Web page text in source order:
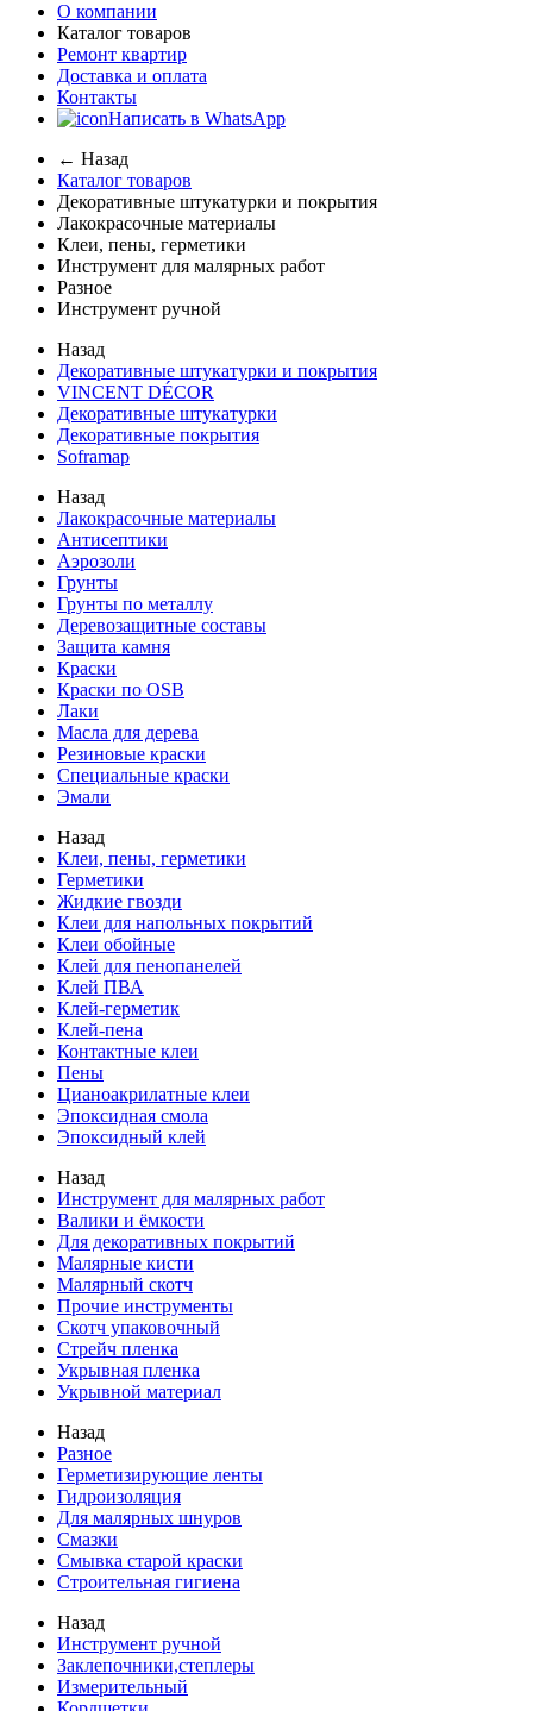
О компании
Каталог товаров
Ремонт квартир
Доставка и оплата
Контакты
Написать в WhatsApp
← Назад
Каталог товаров
Декоративные штукатурки и покрытия
Лакокрасочные материалы
Клеи, пены, герметики
Инструмент для малярных работ
Разное
Инструмент ручной
Назад
Декоративные штукатурки и покрытия
VINCENT DÉCOR
Декоративные штукатурки
Декоративные покрытия
Soframap
Назад
Лакокрасочные материалы
Антисептики
Аэрозоли
Грунты
Грунты по металлу
Деревозащитные составы
Защита камня
Краски
Краски по OSB
Лаки
Масла для дерева
Резиновые краски
Специальные краски
Эмали
Назад
Клеи, пены, герметики
Герметики
Жидкие гвозди
Клеи для напольных покрытий
Клеи обойные
Клей для пенопанелей
Клей ПВА
Клей-герметик
Клей-пена
Контактные клеи
Пены
Цианоакрилатные клеи
Эпоксидная смола
Эпоксидный клей
Назад
Инструмент для малярных работ
Валики и ёмкости
Для декоративных покрытий
Малярные кисти
Малярный скотч
Прочие инструменты
Скотч упаковочный
Стрейч пленка
Укрывная пленка
Укрывной материал
Назад
Разное
Герметизирующие ленты
Гидроизоляция
Для малярных шнуров
Смазки
Смывка старой краски
Строительная гигиена
Назад
Инструмент ручной
Заклепочники,степлеры
Измерительный